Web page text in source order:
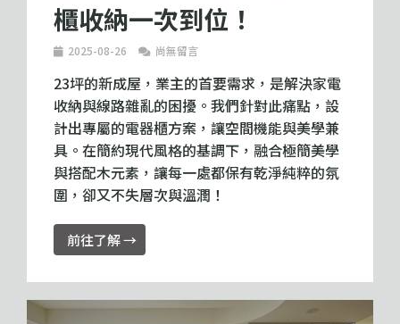
櫃收納一次到位！
2025-08-26 尚無留言
23坪的新成屋，業主的首要需求，是解決家電
收納與線路雜亂的困擾。我們針對此痛點，設
計出專屬的電器櫃方案，讓空間機能與美學兼
具。在簡約現代風格的基調下，融合極簡美學
與搭配木元素，讓每一處都保有乾淨純粹的氛
圍，卻又不失層次與溫潤！
前往了解 →